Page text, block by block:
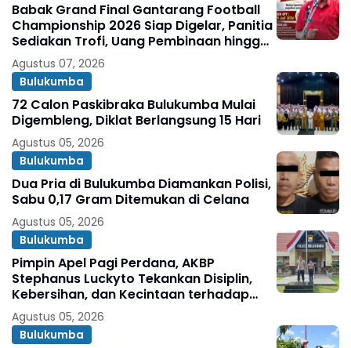
Babak Grand Final Gantarang Football
Championship 2026 Siap Digelar, Panitia
Sediakan Trofi, Uang Pembinaan hingga
Penghargaan Individu
Agustus 07, 2026
Bulukumba
72 Calon Paskibraka Bulukumba Mulai
Digembleng, Diklat Berlangsung 15 Hari
Agustus 05, 2026
Bulukumba
Dua Pria di Bulukumba Diamankan Polisi,
Sabu 0,17 Gram Ditemukan di Celana
Agustus 05, 2026
Bulukumba
Pimpin Apel Pagi Perdana, AKBP
Stephanus Luckyto Tekankan Disiplin,
Kebersihan, dan Kecintaan terhadap
Organisasi
Agustus 05, 2026
Bulukumba